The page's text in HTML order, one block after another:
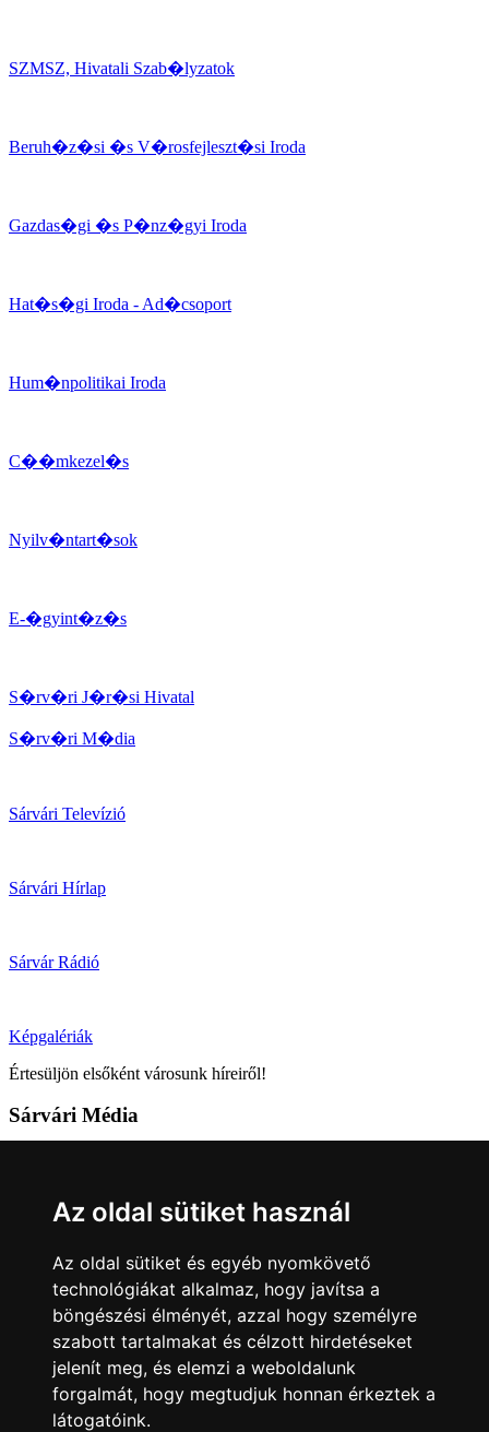
Az oldal sütiket használ
Az oldal sütiket és egyéb nyomkövető
technológiákat alkalmaz, hogy javítsa a
böngészési élményét, azzal hogy személyre
szabott tartalmakat és célzott hirdetéseket
jelenít meg, és elemzi a weboldalunk
forgalmát, hogy megtudjuk honnan érkeztek a
látogatóink.
SZMSZ, Hivatali Szab�lyzatok
Beruh�z�si �s V�rosfejleszt�si Iroda
Gazdas�gi �s P�nz�gyi Iroda
Hat�s�gi Iroda - Ad�csoport
Hum�npolitikai Iroda
C��mkezel�s
Nyilv�ntart�sok
E-�gyint�z�s
S�rv�ri J�r�si Hivatal
S�rv�ri M�dia
Sárvári Televízió
Sárvári Hírlap
Sárvár Rádió
Képgalériák
Értesüljön elsőként városunk híreiről!
Sárvári Média
Kövess minket!
Sárvár lendületben Sárvár lendületben
Nyilatkozatok
Impresszum Felhasználási feltételek Adatkezelési tájékoztató
Akadálymentesítési nyilatkozat